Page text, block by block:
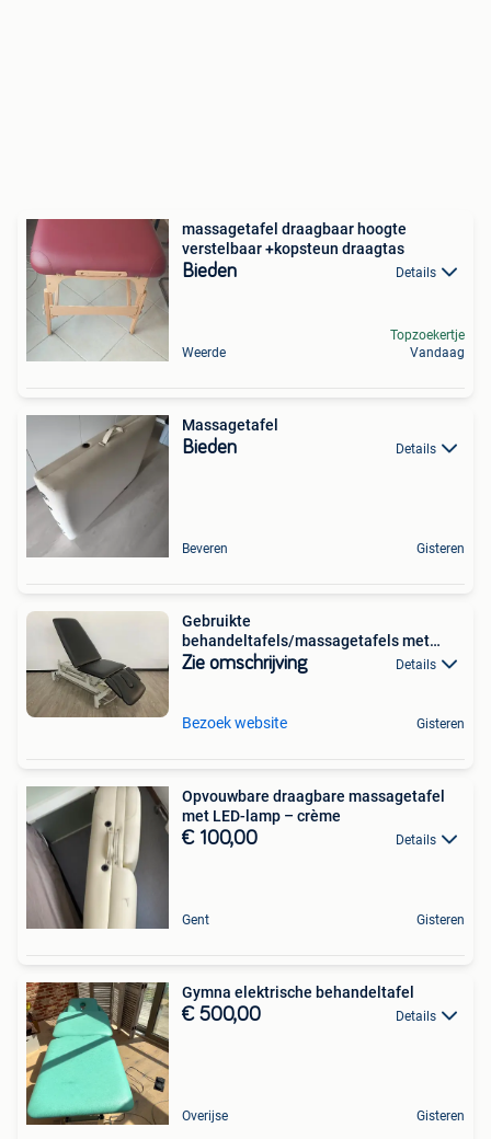
massagetafel draagbaar hoogte
verstelbaar +kopsteun draagtas
Bieden Details
Weerde
Topzoekertje
Vandaag
Massagetafel
Bieden Details
Beveren Gisteren
Gebruikte
behandeltafels/massagetafels met
garantie!
Zie omschrijving Details
Bezoek website Gisteren
Opvouwbare draagbare massagetafel
met LED-lamp – crème
€ 100,00 Details
Gent Gisteren
Gymna elektrische behandeltafel
€ 500,00 Details
Overijse Gisteren